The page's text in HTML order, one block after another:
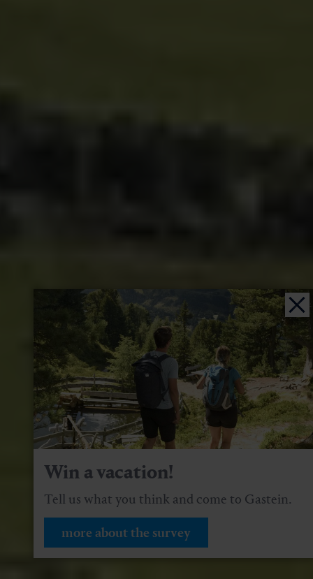
Win a vacation!
Tell us what you think and come to Gastein.
more about the survey